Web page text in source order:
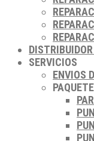
SERVICIOS
ENVIOS